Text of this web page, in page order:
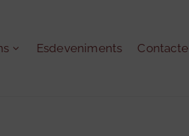
Esdeveniments Contacte